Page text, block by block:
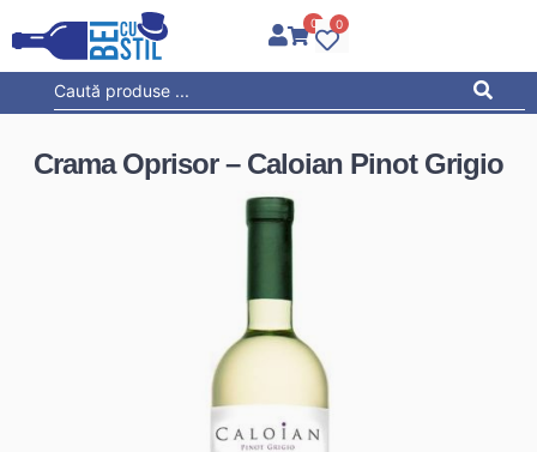
0 0
Crama Oprisor – Caloian Pinot Grigio